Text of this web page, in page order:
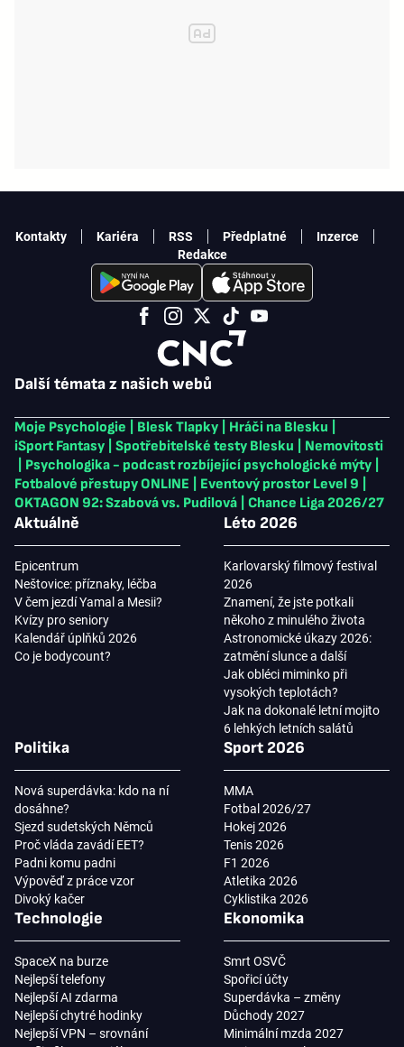
Další témata z našich webů
Moje Psychologie Blesk Tlapky Hráči na Blesku
iSport Fantasy
Spotřebitelské testy Blesku
Nemovitosti
Psychologika - podcast rozbíjející psychologické mýty
Fotbalové přestupy ONLINE
Eventový prostor Level 9
OKTAGON 92: Szabová vs. Pudilová
Chance Liga 2026/27
Aktuálně
Epicentrum
Neštovice: příznaky, léčba
V čem jezdí Yamal a Mesii?
Kvízy pro seniory
Kalendář úplňků 2026
Co je bodycount?
Léto 2026
Karlovarský filmový festival
2026
Znamení, že jste potkali
někoho z minulého života
Astronomické úkazy 2026:
zatmění slunce a další
Jak obléci miminko při
vysokých teplotách?
Jak na dokonalé letní mojito
6 lehkých letních salátů
Politika
Nová superdávka: kdo na ní
dosáhne?
Sjezd sudetských Němců
Proč vláda zavádí EET?
Padni komu padni
Výpověď z práce vzor
Divoký kačer
Sport 2026
MMA
Fotbal 2026/27
Hokej 2026
Tenis 2026
F1 2026
Atletika 2026
Cyklistika 2026
Technologie
SpaceX na burze
Nejlepší telefony
Nejlepší AI zdarma
Nejlepší chytré hodinky
Nejlepší VPN – srovnání
Ekonomika
Smrt OSVČ
Spořicí účty
Superdávka – změny
Důchody 2027
Minimální mzda 2027
Kontakty Kariéra RSS Předplatné
Inzerce
Redakce